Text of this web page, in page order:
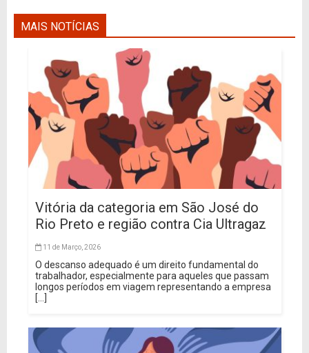
MAIS NOTÍCIAS
Vitória da categoria em São José do
Rio Preto e região contra Cia Ultragaz
11 de Março, 2026
O descanso adequado é um direito fundamental do
trabalhador, especialmente para aqueles que passam
longos períodos em viagem representando a empresa
[...]